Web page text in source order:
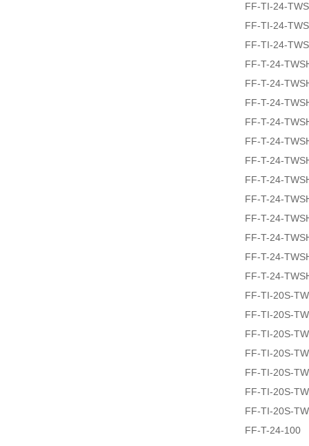
FF-TI-24-
FF-TI-24-
FF-TI-24-
FF-T-24-
FF-T-24-
FF-T-24-
FF-T-24-
FF-T-24-
FF-T-24-
FF-T-24-
FF-T-24-
FF-T-24-
FF-T-24-
FF-T-24-
FF-T-24-
FF-TI-20S-
FF-TI-20S-
FF-TI-20S-
FF-TI-20S-
FF-TI-20S-
FF-TI-20S-
FF-TI-20S-
FF-T-24-100